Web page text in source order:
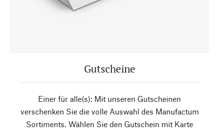
Gutscheine
Einer für alle(s): Mit unseren Gutscheinen
verschenken Sie die volle Auswahl des Manufactum
Sortiments. Wählen Sie den Gutschein mit Karte